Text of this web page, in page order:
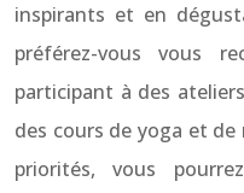
inspirants et en
préférez-vous vous
participant à des
des cours de yoga et
priorités, vous